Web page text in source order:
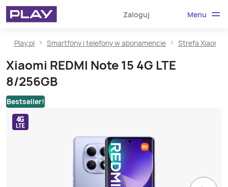
Zaloguj Menu
Play.pl Smartfony i telefony w abonamencie Strefa Xiaomi
Xiaomi REDMI Note 15 4G LTE
8/256GB
Bestseller!